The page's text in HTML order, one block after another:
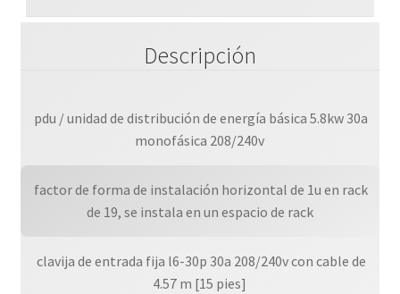
Descripción
 pdu / unidad de distribución de energía básica 5.8kw 30a
monofásica 208/240v
 factor de forma de instalación horizontal de 1u en rack
de 19, se instala en un espacio de rack
 clavija de entrada fija l6-30p 30a 208/240v con cable de
4.57 m [15 pies]